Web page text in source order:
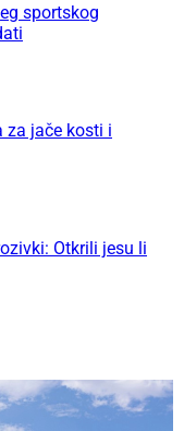
sportskog
za jače kosti i
Otkrili jesu li